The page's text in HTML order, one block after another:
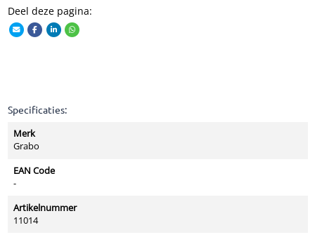
Deel deze pagina:
Specificaties:
Merk
Grabo
EAN Code
-
Artikelnummer
11014